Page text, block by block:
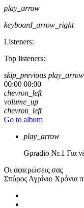
play_arrow
keyboard_arrow_right
Listeners:
Top listeners:
skip_previous play_arrow
00:00 00:00
chevron_left
volume_up
chevron_left
Go to album
play_arrow
Gpradio Nr.1 Για
Οι αφιερώσεις σας
Σπύρος Αγρίνιο Χρόνια